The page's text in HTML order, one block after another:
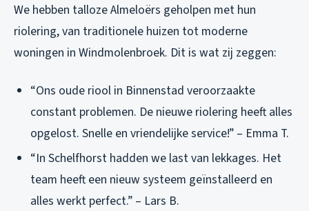
We hebben talloze Almeloërs geholpen met hun
riolering, van traditionele huizen tot moderne
woningen in Windmolenbroek. Dit is wat zij zeggen:
“Ons oude riool in Binnenstad veroorzaakte
constant problemen. De nieuwe riolering heeft alles
opgelost. Snelle en vriendelijke service!” – Emma T.
“In Schelfhorst hadden we last van lekkages. Het
team heeft een nieuw systeem geïnstalleerd en
alles werkt perfect.” – Lars B.